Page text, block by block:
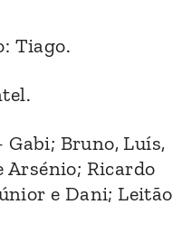
Tiago.
Gabi; Bruno, Luís,
Arsénio; Ricardo
e Dani; Leitão